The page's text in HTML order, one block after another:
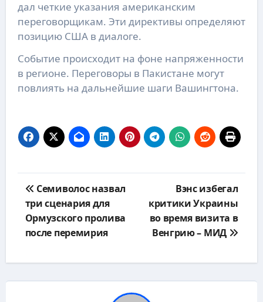
дал четкие указания американским
переговорщикам. Эти директивы определяют
позицию США в диалоге.
Событие происходит на фоне напряженности
в регионе. Переговоры в Пакистане могут
повлиять на дальнейшие шаги Вашингтона.
по
записям
Семиволос назвал
три сценария для
Ормузского пролива
после перемирия
Вэнс избегал
критики Украины
во время визита в
Венгрию – МИД